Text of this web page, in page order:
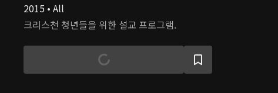
2015 • All
크리스천 청년들을 위한 설교 프로그램.